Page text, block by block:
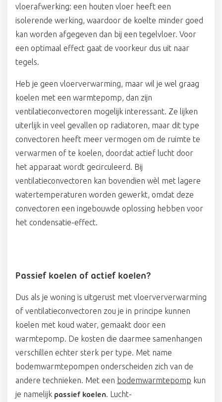
vloerafwerking: een houten vloer heeft een
isolerende werking, waardoor de koelte minder goed
kan worden afgegeven dan bij een tegelvloer. Voor
een optimaal effect gaat de voorkeur dus uit naar
tegels.
Heb je geen vloerverwarming, maar wil je wel graag
koelen met een warmtepomp, dan zijn
ventilatieconvectoren mogelijk interessant. Ze lijken
uiterlijk in veel gevallen op radiatoren, maar dit type
convectoren heeft meer vermogen om de ruimte te
verwarmen of te koelen, doordat actief lucht door
het apparaat wordt gecirculeerd. Bij
ventilatieconvectoren kan bovendien wèl met lagere
watertemperaturen worden gewerkt, omdat deze
convectoren een ingebouwde oplossing hebben voor
het condensatie-effect.
Passief koelen of actief koelen?
Dus als je woning is uitgerust met vloerververwarming
of ventilatieconvectoren zou je in principe kunnen
koelen met koud water, gemaakt door een
warmtepomp. De kosten die daarmee samenhangen
verschillen echter sterk per type. Met name
bodemwarmtepompen onderscheiden zich van de
andere technieken. Met een bodemwarmtepomp kun
je namelijk passief koelen. Lucht-